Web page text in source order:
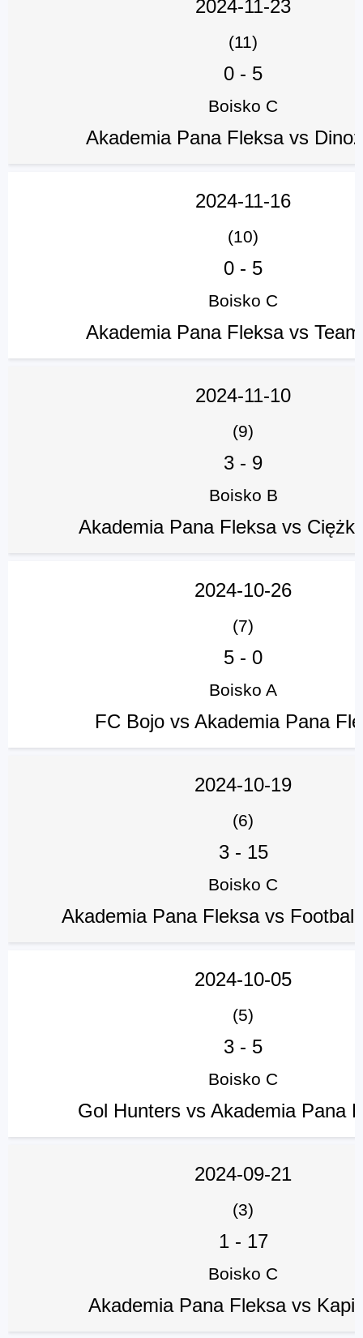
2024-11-23
(11)
0 - 5
Boisko C
Akademia Pana Fleksa vs
2024-11-16
(10)
0 - 5
Boisko C
Akademia Pana Fleksa vs
2024-11-10
(9)
3 - 9
Boisko B
Akademia Pana Fleksa vs
2024-10-26
(7)
5 - 0
Boisko A
FC Bojo vs Akademia Pana
2024-10-19
(6)
3- 15
Boisko C
Akademia Pana Fleksa vs Football
2024-10-05
(5)
3 - 5
Boisko C
Gol Hunters vs Akademia Pana
2024-09-21
(3)
1- 17
Boisko C
Akademia Pana Fleksa vs